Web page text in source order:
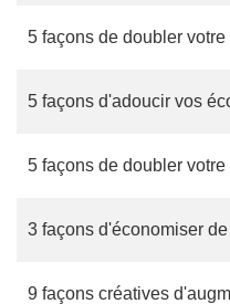
5 façons de doubler votre
5 façons d'adoucir vos
5 façons de doubler votre
3 façons d'économiser
9 façons créatives